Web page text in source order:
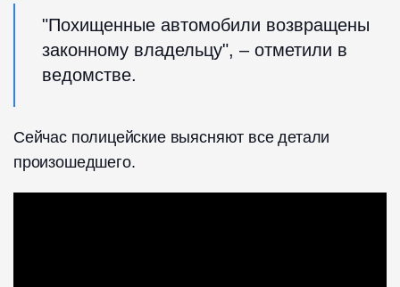
"Похищенные автомобили возвращены
законному владельцу", – отметили в
ведомстве.
Сейчас полицейские выясняют все детали
произошедшего.